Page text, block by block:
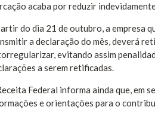
acaba por reduzir
do dia 21 de outubro, a empresa
a declaração do mês, deverá
evitando assim
a serem retificadas.
Federal informa ainda que, em
e orientações para o